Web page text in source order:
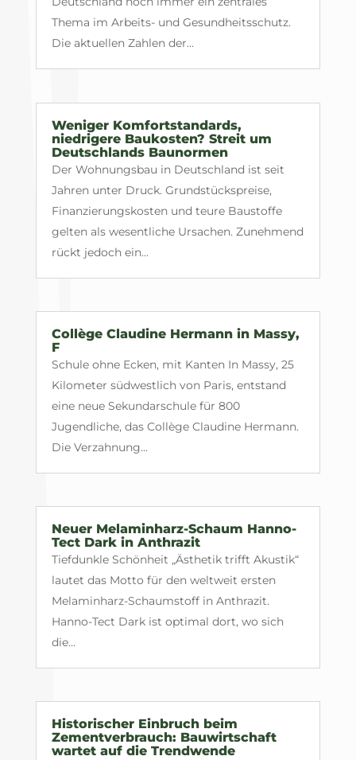
Thema im Arbeits- und Gesundheitsschutz.
Die aktuellen Zahlen der...
Weniger Komfortstandards,
niedrigere Baukosten? Streit um
Deutschlands Baunormen
Der Wohnungsbau in Deutschland ist seit
Jahren unter Druck. Grundstückspreise,
Finanzierungskosten und teure Baustoffe
gelten als wesentliche Ursachen. Zunehmend
rückt jedoch ein...
Collège Claudine Hermann in Massy,
F
Schule ohne Ecken, mit Kanten In Massy, 25
Kilometer südwestlich von Paris, entstand
eine neue Sekundarschule für 800
Jugendliche, das Collège Claudine Hermann.
Die Verzahnung...
Neuer Melaminharz-Schaum Hanno-
Tect Dark in Anthrazit
Tiefdunkle Schönheit „Ästhetik trifft Akustik“
lautet das Motto für den weltweit ersten
Melaminharz-Schaumstoff in Anthrazit.
Hanno-Tect Dark ist optimal dort, wo sich
die...
Historischer Einbruch beim
Zementverbrauch: Bauwirtschaft
wartet auf die Trendwende